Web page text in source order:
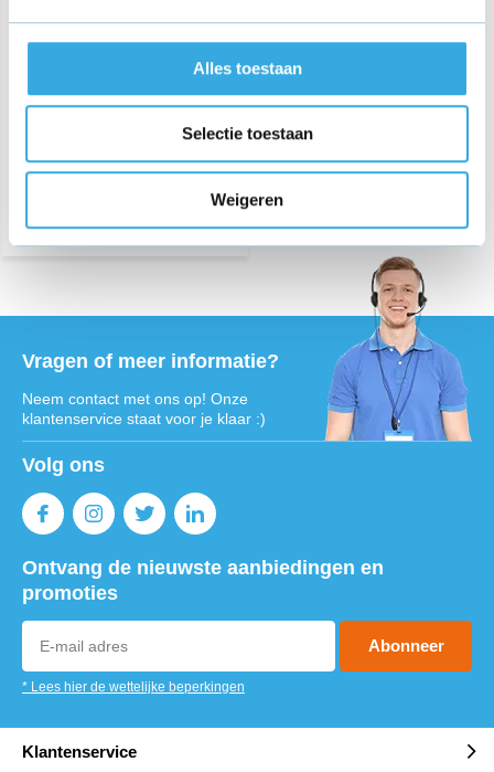
Alles toestaan
Selectie toestaan
Weigeren
Go Mobiele bluetooth
€ 22,95
Morgen in huis
Vragen of meer informatie?
Neem contact met ons op! Onze
klantenservice staat voor je klaar :)
Volg ons
Ontvang de nieuwste aanbiedingen en
promoties
Abonneer
* Lees hier de wettelijke beperkingen
Klantenservice